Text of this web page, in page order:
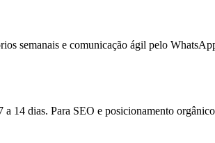
semanais e comunicação ágil pelo
14 dias. Para SEO e posicionamento